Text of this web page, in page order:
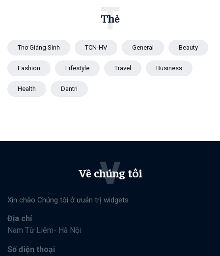
Thẻ
T
Thơ Giáng Sinh TCN-HV General Beauty
Fashion Lifestyle Travel Business
Health Dantri
Về chúng tôi
V
Xìn chào Chúng tôi ở ưuản trị widgets
Địa chỉ
Nam Từ Liêm- Hà Nội
Số điện thoại